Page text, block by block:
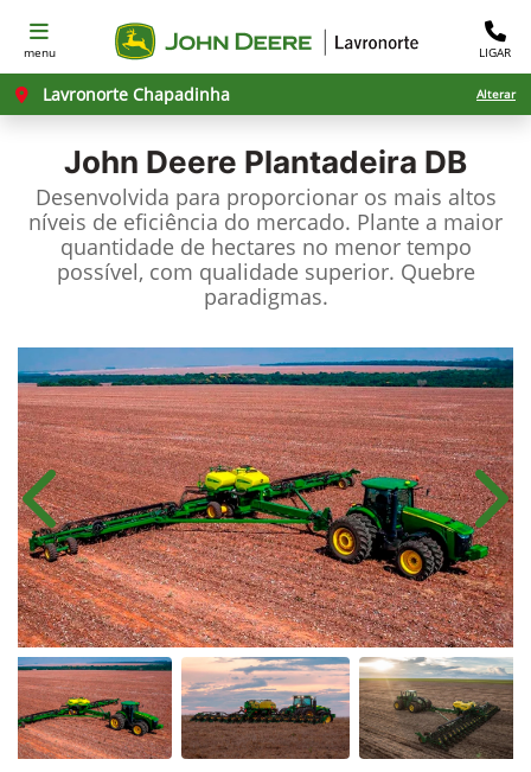
menu LIGAR
Lavronorte Chapadinha Alterar
John Deere Plantadeira DB
Desenvolvida para proporcionar os mais altos
níveis de eficiência do mercado. Plante a maior
quantidade de hectares no menor tempo
possível, com qualidade superior. Quebre
paradigmas.
Anterior